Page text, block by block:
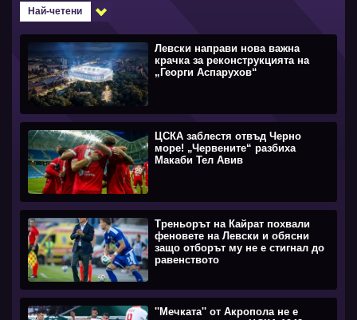
Най-четени
Левски направи нова важна
крачка за реконструкцията на
„Георги Аспарухов“
ЦСКА заблестя отвъд Черно
море! „Червените“ разбиха
Макаби Тел Авив
Треньорът на Кайрат похвали
феновете на Левски и обясни
защо отборът му не е стигнал до
равенството
''Мечката'' от Акропола не е